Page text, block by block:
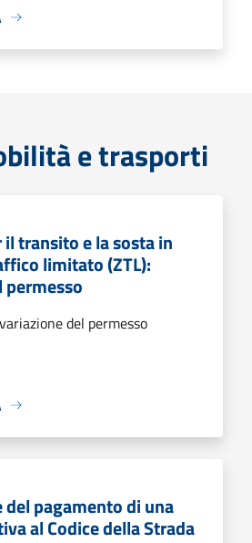
e trasporti
transito e la sosta in
limitato (ZTL):
del permesso
del pagamento di una
al Codice della Strada